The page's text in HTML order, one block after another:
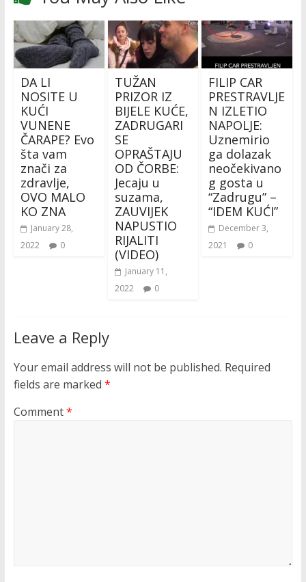
DA LI
NOSITE U
KUĆI
VUNENE
ČARAPE? Evo
šta vam
znači za
zdravlje,
OVO MALO
KO ZNA
January 28,
2022
0
TUŽAN
PRIZOR IZ
BIJELE KUĆE,
ZADRUGARI
SE
OPRAŠTAJU
OD ČORBE:
Jecaju u
suzama,
ZAUVIJEK
NAPUSTIO
RIJALITI
(VIDEO)
January 11,
2022
0
FILIP CAR
PRESTRAVLJE
N IZLETIO
NAPOLJE:
Uznemirio
ga dolazak
neočekivano
g gosta u
“Zadrugu” –
“IDEM KUĆI”
December 3,
2021
0
Leave a Reply
Your email address will not be published. Required
fields are marked *
Comment*